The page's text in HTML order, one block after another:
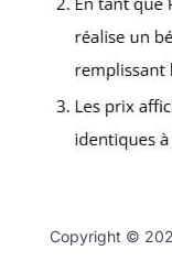
Copyright ©